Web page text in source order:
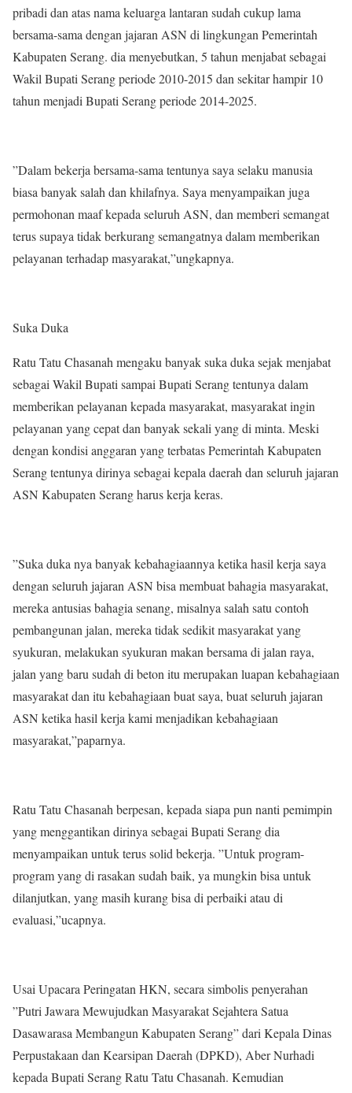
pribadi dan atas nama keluarga lantaran sudah cukup lama
bersama-sama dengan jajaran ASN di lingkungan Pemerintah
Kabupaten Serang. dia menyebutkan, 5 tahun menjabat sebagai
Wakil Bupati Serang periode 2010-2015 dan sekitar hampir 10
tahun menjadi Bupati Serang periode 2014-2025.
”Dalam bekerja bersama-sama tentunya saya selaku manusia
biasa banyak salah dan khilafnya. Saya menyampaikan juga
permohonan maaf kepada seluruh ASN, dan memberi semangat
terus supaya tidak berkurang semangatnya dalam memberikan
pelayanan terhadap masyarakat,”ungkapnya.
Suka Duka
Ratu Tatu Chasanah mengaku banyak suka duka sejak menjabat
sebagai Wakil Bupati sampai Bupati Serang tentunya dalam
memberikan pelayanan kepada masyarakat, masyarakat ingin
pelayanan yang cepat dan banyak sekali yang di minta. Meski
dengan kondisi anggaran yang terbatas Pemerintah Kabupaten
Serang tentunya dirinya sebagai kepala daerah dan seluruh jajaran
ASN Kabupaten Serang harus kerja keras.
”Suka duka nya banyak kebahagiaannya ketika hasil kerja saya
dengan seluruh jajaran ASN bisa membuat bahagia masyarakat,
mereka antusias bahagia senang, misalnya salah satu contoh
pembangunan jalan, mereka tidak sedikit masyarakat yang
syukuran, melakukan syukuran makan bersama di jalan raya,
jalan yang baru sudah di beton itu merupakan luapan kebahagiaan
masyarakat dan itu kebahagiaan buat saya, buat seluruh jajaran
ASN ketika hasil kerja kami menjadikan kebahagiaan
masyarakat,”paparnya.
Ratu Tatu Chasanah berpesan, kepada siapa pun nanti pemimpin
yang menggantikan dirinya sebagai Bupati Serang dia
menyampaikan untuk terus solid bekerja. ”Untuk program-
program yang di rasakan sudah baik, ya mungkin bisa untuk
dilanjutkan, yang masih kurang bisa di perbaiki atau di
evaluasi,”ucapnya.
Usai Upacara Peringatan HKN, secara simbolis penyerahan
”Putri Jawara Mewujudkan Masyarakat Sejahtera Satua
Dasawarasa Membangun Kabupaten Serang” dari Kepala Dinas
Perpustakaan dan Kearsipan Daerah (DPKD), Aber Nurhadi
kepada Bupati Serang Ratu Tatu Chasanah. Kemudian